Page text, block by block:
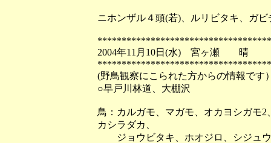
ニホンザル４頭(若)、ルリビタキ、ガビ
2004年11月10日(水) 宮ヶ瀬 晴
(野鳥観察にこられた方からの情報です
○早戸川林道、大棚沢
鳥：カルガモ、マガモ、オカヨシガモ
カシラダカ、
ジョウビタキ、ホオジロ、シジュウ